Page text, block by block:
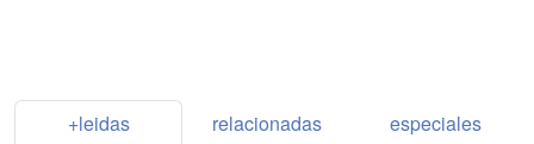
+leidas relacionadas
especiales